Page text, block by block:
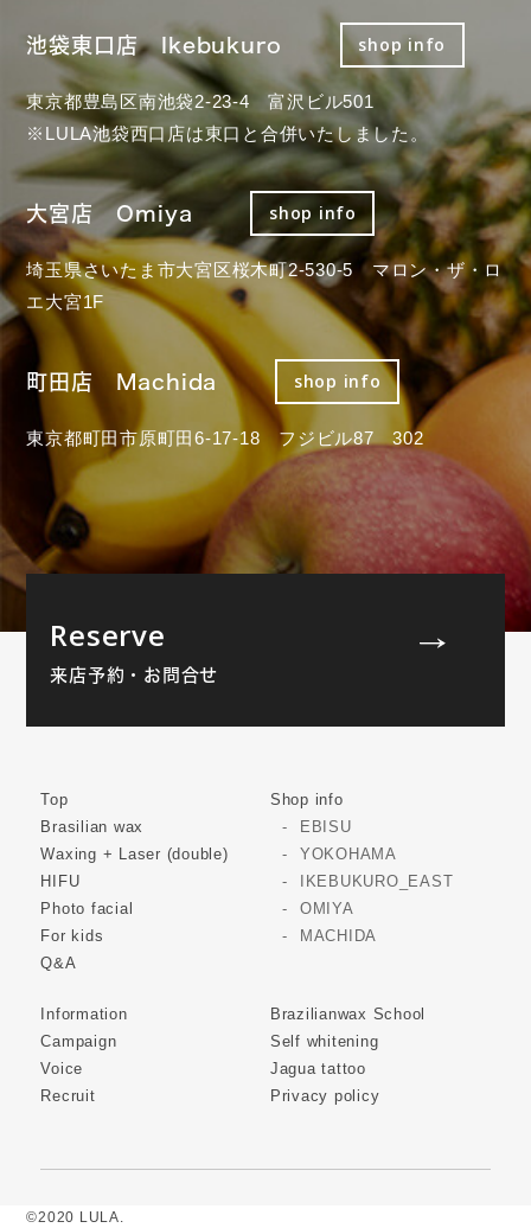
池袋東口店 Ikebukuro shop info
東京都豊島区南池袋2-23-4 富沢ビル501
※LULA池袋西口店は東口と合併いたしました。
大宮店 Omiya shop info
埼玉県さいたま市大宮区桜木町2-530-5 マロン・ザ・ロ
エ大宮1F
町田店 Machida shop info
東京都町田市原町田6-17-18 フジビル87 302
Reserve
来店予約・お問合せ
Top
Brasilian wax
Waxing + Laser (double)
HIFU
Photo facial
For kids
Q&A
Shop info
EBISU
YOKOHAMA
IKEBUKURO_EAST
OMIYA
MACHIDA
Information
Campaign
Voice
Recruit
Brazilianwax School
Self whitening
Jagua tattoo
Privacy policy
©2020 LULA.